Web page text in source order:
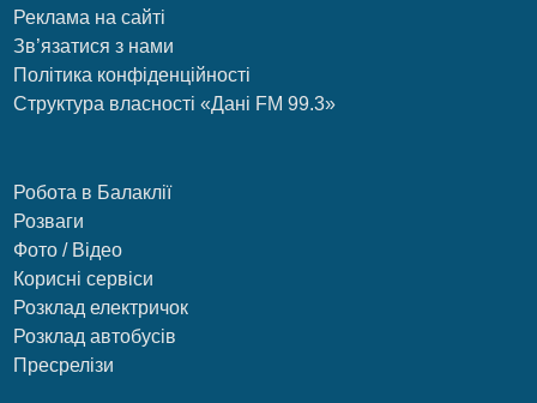
Реклама на сайті
Зв’язатися з нами
Політика конфіденційності
Структура власності «Дані FM 99.3»
Робота в Балаклії
Розваги
Фото / Відео
Корисні сервіси
Розклад електричок
Розклад автобусів
Пресрелізи